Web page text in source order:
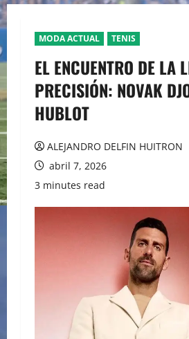
MODA ACTUAL TENIS
EL ENCUENTRO DE LA
PRECISIÓN: NOVAK
HUBLOT
ALEJANDRO DELFIN HUITRON
abril 7, 2026
3 minutes read